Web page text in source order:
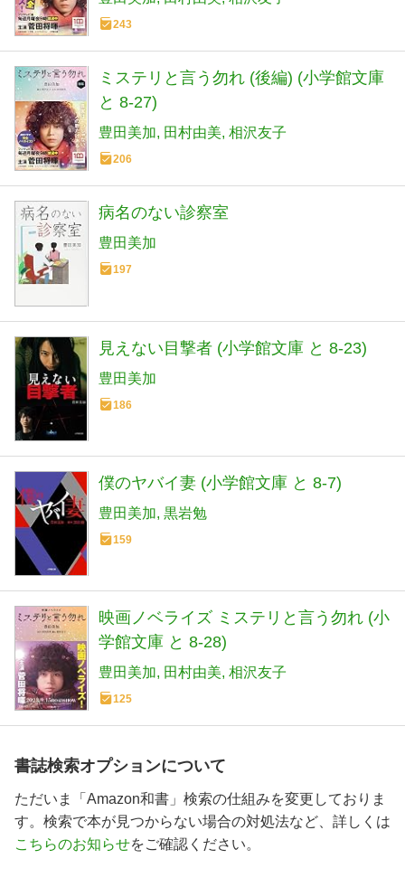
243
ミステリと言う勿れ (後編) (小学館文庫
と 8-27)
豊田美加 田村由美 相沢友子
206
病名のない診察室
豊田美加
197
見えない目撃者 (小学館文庫 と 8-23)
豊田美加
186
僕のヤバイ妻 (小学館文庫 と 8-7)
豊田美加 黒岩勉
159
映画ノベライズ ミステリと言う勿れ (小
学館文庫 と 8-28)
豊田美加 田村由美 相沢友子
125
書誌検索オプションについて
ただいま「Amazon和書」検索の仕組みを変更しておりま
す。検索で本が見つからない場合の対処法など、詳しくは
こちらのお知らせをご確認ください。